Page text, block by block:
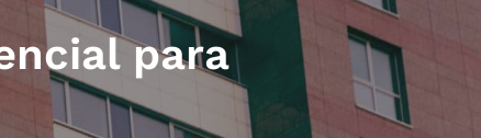
para